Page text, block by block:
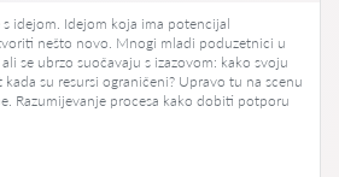
idejom. Idejom koja ima potencijal
nešto novo. Mnogi mladi poduzetnici u
se ubrzo suočavaju s izazovom: kako svoju
su resursi ograničeni? Upravo tu na scenu
Razumijevanje procesa kako dobiti potporu